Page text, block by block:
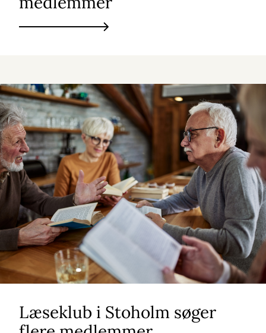
Læseklub i Stoholm søger